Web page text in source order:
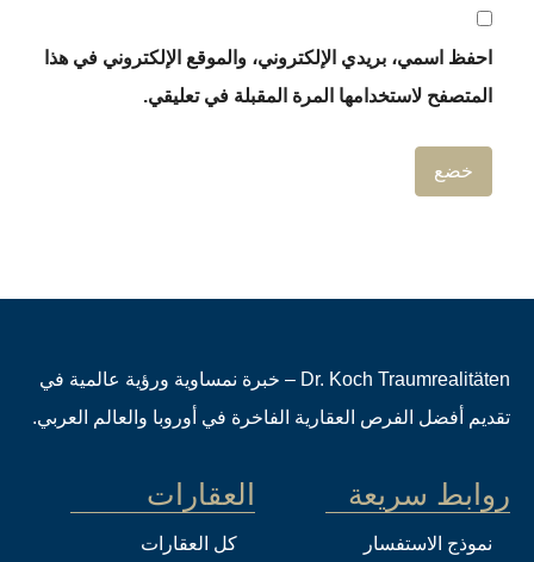
احفظ اسمي، بريدي الإلكتروني، والموقع الإلكتروني في هذا
المتصفح لاستخدامها المرة المقبلة في تعليقي.
Dr. Koch Traumrealitäten – خبرة نمساوية ورؤية عالمية في
تقديم أفضل الفرص العقارية الفاخرة في أوروبا والعالم العربي.
روابط سريعة
نموذج الاستفسار
العقارات
كل العقارات